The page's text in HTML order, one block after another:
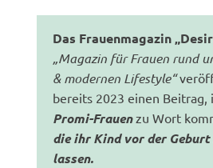
Das Frauenmagazin
„Magazin für Frauen rund
& modernen Lifestyle“
bereits 2023 einen Beitrag,
Promi-Frauenzu Wort
die ihr Kind vor der
lassen.